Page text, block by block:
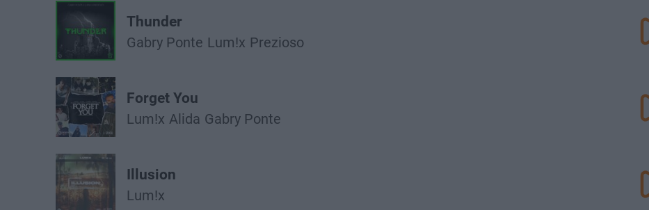
Thunder
Gabry Ponte Lum!x Prezioso
Forget You
Lum!x Alida Gabry Ponte
Illusion
Lum!x